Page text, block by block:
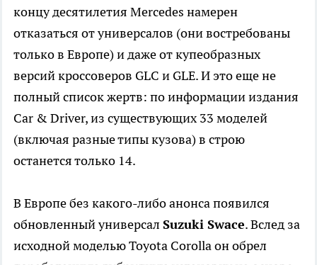
концу десятилетия Mercedes намерен
отказаться от универсалов (они востребованы
только в Европе) и даже от купеобразных
версий кроссоверов GLC и GLE. И это еще не
полный список жертв: по информации издания
Car & Driver, из существующих 33 моделей
(включая разные типы кузова) в строю
останется только 14.
В Европе без какого-либо анонса появился
обновленный универсал Suzuki Swace. Вслед за
исходной моделью Toyota Corolla он обрел